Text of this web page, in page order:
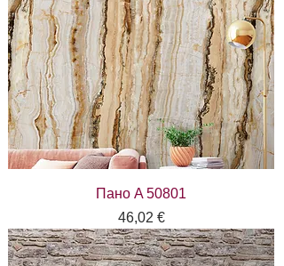
Пано A 50801
Цена
46,02 €